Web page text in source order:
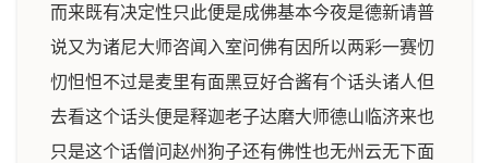
而来既有决定性只此便是成佛基本今夜是德新请普
说又为诸尼大师咨闻入室问佛有因所以两彩一赛忉
忉怛怛不过是麦里有面黑豆好合酱有个话头诸人但
去看这个话头便是释迦老子达磨大师德山临济来也
只是这个话僧问赵州狗子还有佛性也无州云无下面